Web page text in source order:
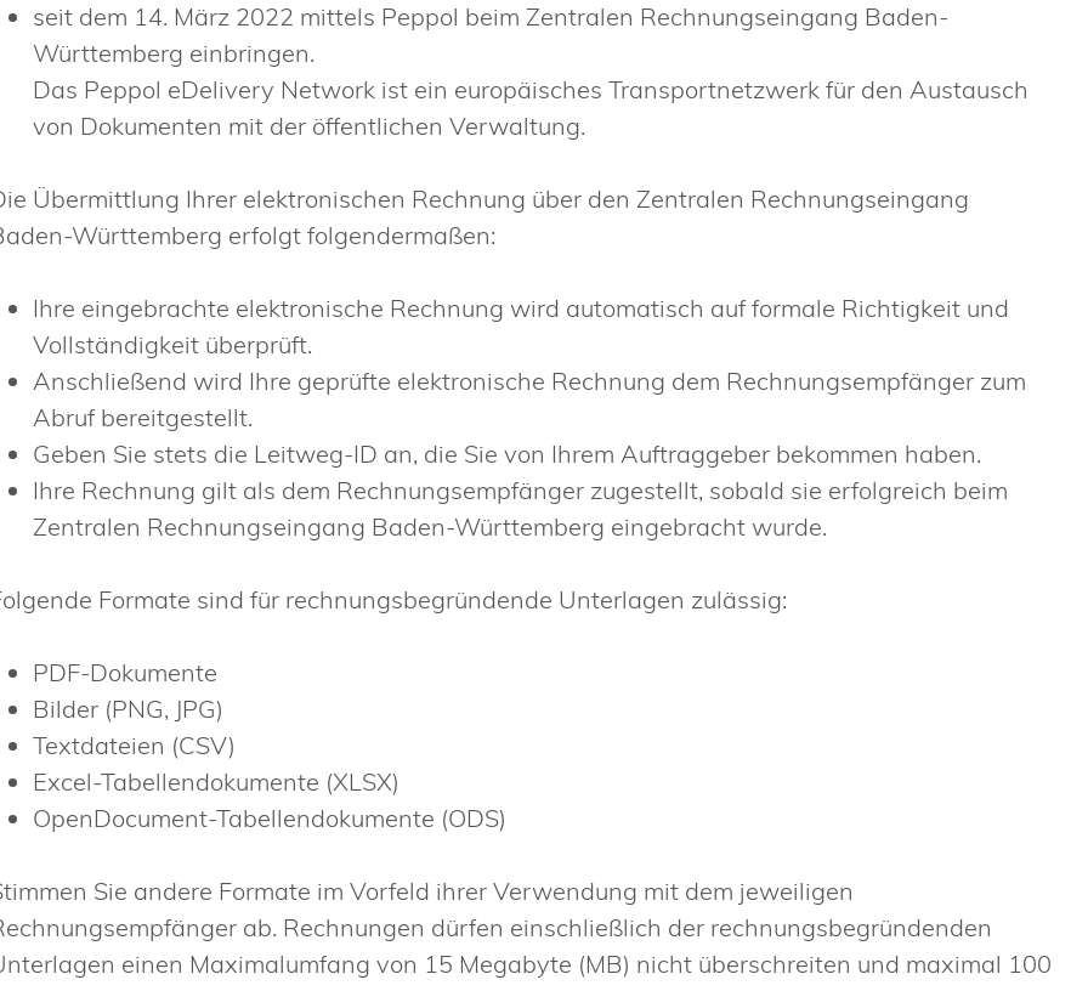
seit dem 14. März 2022 mittels Peppol beim Zentralen Rechnungseingang Baden-
Württemberg einbringen.
Das Peppol eDelivery Network ist ein europäisches Transportnetzwerk für den Austausch
von Dokumenten mit der öffentlichen Verwaltung.
Übermittlung Ihrer elektronischen Rechnung über den Zentralen Rechnungseingang
Württemberg erfolgt folgendermaßen:
Ihre eingebrachte elektronische Rechnung wird automatisch auf formale Richtigkeit und
Vollständigkeit überprüft.
Anschließend wird Ihre geprüfte elektronische Rechnung dem Rechnungsempfänger zum
Abruf bereitgestellt.
Geben Sie stets die Leitweg-ID an, die Sie von Ihrem Auftraggeber bekommen haben.
Ihre Rechnung gilt als dem Rechnungsempfänger zugestellt, sobald sie erfolgreich beim
Zentralen Rechnungseingang Baden-Württemberg eingebracht wurde.
Formate sind für rechnungsbegründende Unterlagen zulässig:
PDF-Dokumente
Bilder (PNG, JPG)
Textdateien (CSV)
Excel-Tabellendokumente (XLSX)
OpenDocument-Tabellendokumente (ODS)
Sie andere Formate im Vorfeld ihrer Verwendung mit dem jeweiligen
ab. Rechnungen dürfen einschließlich der rechnungsbegründenden
einen Maximalumfang von 15 Megabyte (MB) nicht überschreiten und maximal 100